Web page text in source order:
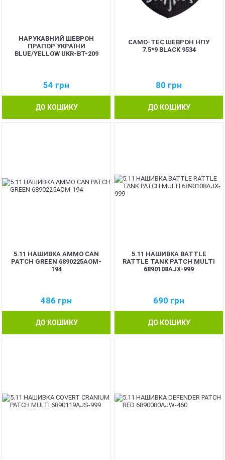
НАРУКАВНИЙ ШЕВРОН
ПРАПОР УКРАЇНИ
BLUE/YELLOW UKR-BT-209
54 грн
ДО КОШИКУ
CAMO-TEC ШЕВРОН НПУ
7.5*9 BLACK 9534
80 грн
ДО КОШИКУ
5.11 НАШИВКА AMMO CAN
PATCH GREEN 6890225AOM-
194
486 грн
ДО КОШИКУ
5.11 НАШИВКА BATTLE
RATTLE TANK PATCH MULTI
6890108AJX-999
690 грн
ДО КОШИКУ